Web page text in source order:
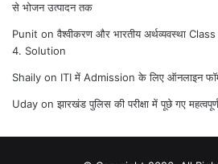
से भोजन उत्पादन तक
Punit onवैश्वीकरण और भारतीय अर्थव्यवस्था
4. Solution
Shaily on ITI में Admission के लिए ऑनलाइन
Uday onझारखंड पुलिस की परीक्षा में पूछे गए